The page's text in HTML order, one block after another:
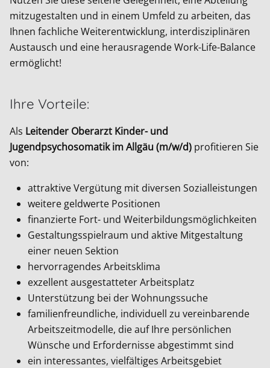
mitzugestalten und in einem Umfeld zu arbeiten, das
Ihnen fachliche Weiterentwicklung, interdisziplinären
Austausch und eine herausragende Work-Life-Balance
ermöglicht!
Ihre Vorteile:
Als Leitender Oberarzt Kinder- und
Jugendpsychosomatik im Allgäu (m/w/d) profitieren Sie
von:
attraktive Vergütung mit diversen Sozialleistungen
weitere geldwerte Positionen
finanzierte Fort- und Weiterbildungsmöglichkeiten
Gestaltungsspielraum und aktive Mitgestaltung
einer neuen Sektion
hervorragendes Arbeitsklima
exzellent ausgestatteter Arbeitsplatz
Unterstützung bei der Wohnungssuche
familienfreundliche, individuell zu vereinbarende
Arbeitszeitmodelle, die auf Ihre persönlichen
Wünsche und Erfordernisse abgestimmt sind
ein interessantes, vielfältiges Arbeitsgebiet